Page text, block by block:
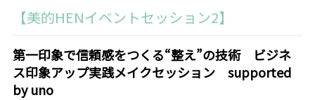
【美的HENイベントセッション2】
第一印象で信頼感をつくる“整え”の技術 ビジネ
ス印象アップ実践メイクセッション supported
by uno